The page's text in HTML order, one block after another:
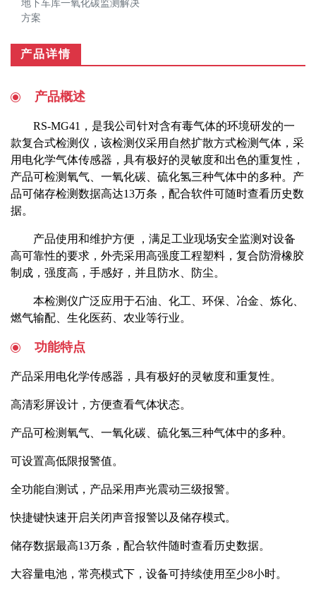
地下车库一氧化碳监测解决
方案
产品详情
产品概述
RS-MG41，是我公司针对含有毒气体的环境研发的一
款复合式检测仪，该检测仪采用自然扩散方式检测气体，采
用电化学气体传感器，具有极好的灵敏度和出色的重复性，
产品可检测氧气、一氧化碳、硫化氢三种气体中的多种。产
品可储存检测数据高达13万条，配合软件可随时查看历史数
据。
产品使用和维护方便 ，满足工业现场安全监测对设备
高可靠性的要求，外壳采用高强度工程塑料，复合防滑橡胶
制成，强度高，手感好，并且防水、防尘。
本检测仪广泛应用于石油、化工、环保、冶金、炼化、
燃气输配、生化医药、农业等行业。
功能特点
产品采用电化学传感器，具有极好的灵敏度和重复性。
高清彩屏设计，方便查看气体状态。
产品可检测氧气、一氧化碳、硫化氢三种气体中的多种。
可设置高低限报警值。
全功能自测试，产品采用声光震动三级报警。
快捷键快速开启关闭声音报警以及储存模式。
储存数据最高13万条，配合软件随时查看历史数据。
大容量电池，常亮模式下，设备可持续使用至少8小时。